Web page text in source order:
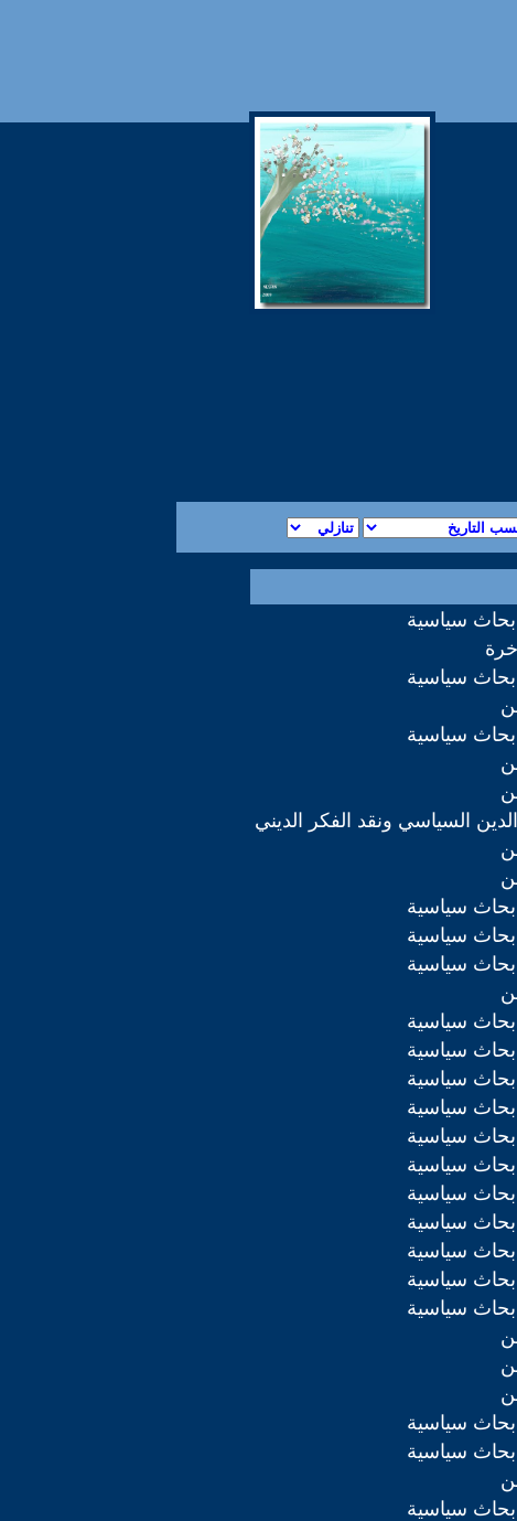
سياسية
سياسية
سياسية
الدين السياسي ونقد الفكر الديني
سياسية
سياسية
سياسية
سياسية
سياسية
سياسية
سياسية
سياسية
سياسية
سياسية
سياسية
سياسية
سياسية
سياسية
سياسية
سياسية
سياسية